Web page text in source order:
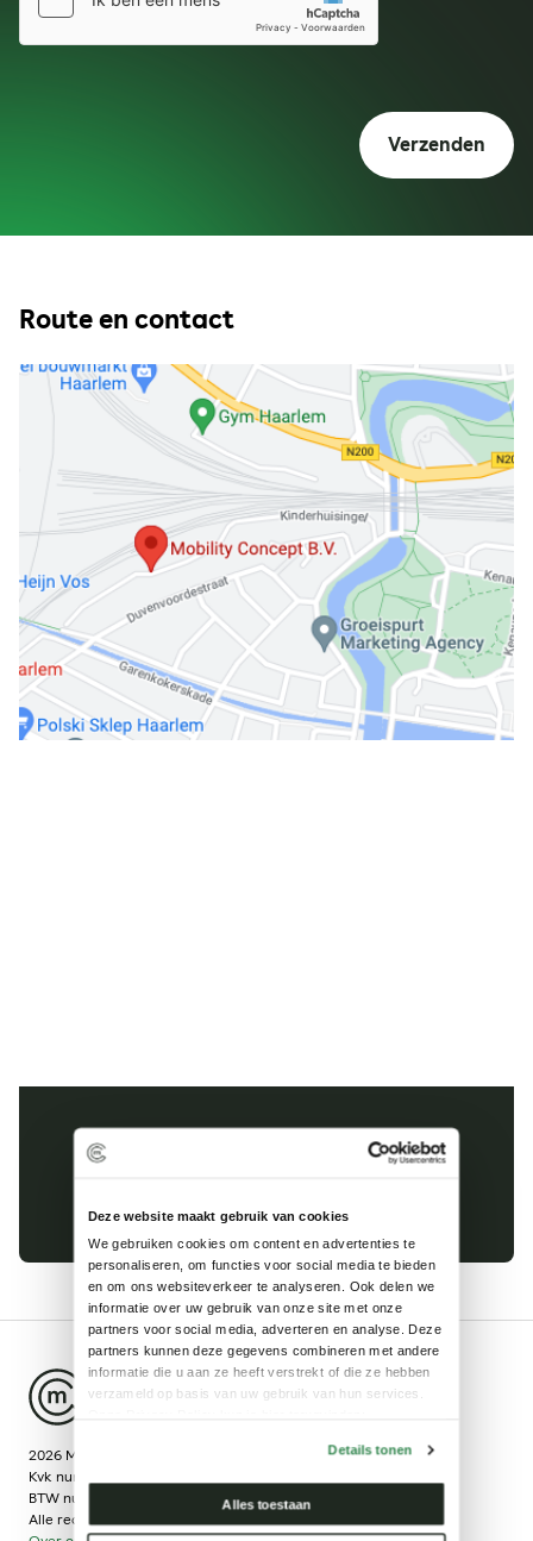
Deze website maakt gebruik van cookies
We gebruiken cookies om content en advertenties te
personaliseren, om functies voor social media te bieden
en om ons websiteverkeer te analyseren. Ook delen we
informatie over uw gebruik van onze site met onze
partners voor social media, adverteren en analyse. Deze
partners kunnen deze gegevens combineren met andere
informatie die u aan ze heeft verstrekt of die ze hebben
verzameld op basis van uw gebruik van hun services.
Details tonen
Alles toestaan
Verzenden
Route en contact
023 8200 985
2026 Mobility Concept
Kvk nummer: 52210812
BTW nummer: NL850344645B01
Alle rechten voorbehouden